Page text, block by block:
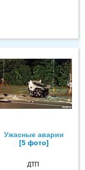
Ужасные аварии
[5 фото]
ДТП